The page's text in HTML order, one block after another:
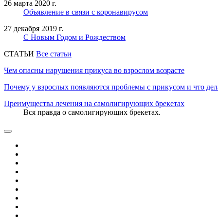
26 марта 2020 г.
Объявление в связи с коронавирусом
27 декабря 2019 г.
С Новым Годом и Рождеством
CТАТЬИ Все статьи
Чем опасны нарушения прикуса во взрослом возрасте
Почему у взрослых появляются проблемы с прикусом и что
Преимущества лечения на самолигирующих брекетах
Вся правда о самолигирующих брекетах.